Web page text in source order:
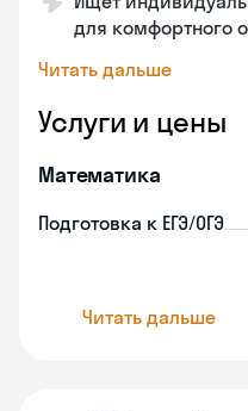
для комфортного
Читать дальше
Услуги и цены
Математика
Подготовка к ЕГЭ/ОГЭ
Читать дальше